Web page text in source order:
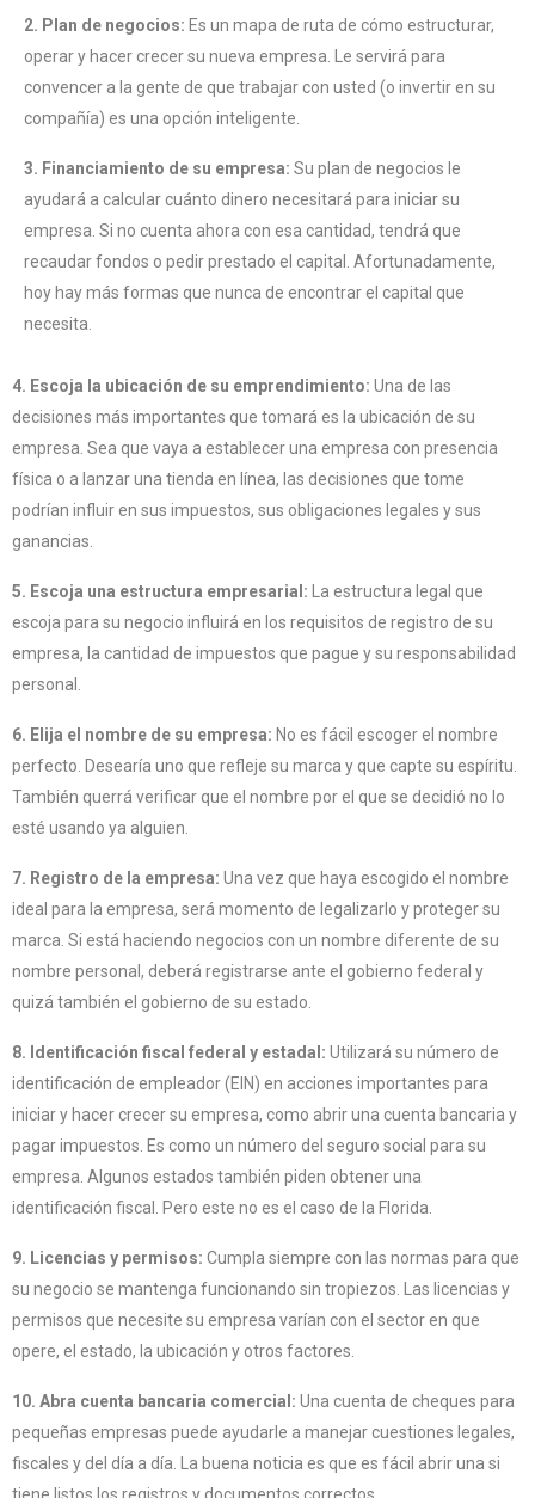
2. Plan de negocios: Es un mapa de ruta de cómo estructurar,
operar y hacer crecer su nueva empresa. Le servirá para
convencer a la gente de que trabajar con usted (o invertir en su
compañía) es una opción inteligente.
3. Financiamiento de su empresa: Su plan de negocios le
ayudará a calcular cuánto dinero necesitará para iniciar su
empresa. Si no cuenta ahora con esa cantidad, tendrá que
recaudar fondos o pedir prestado el capital. Afortunadamente,
hoy hay más formas que nunca de encontrar el capital que
necesita.
4. Escoja la ubicación de su emprendimiento: Una de las
decisiones más importantes que tomará es la ubicación de su
empresa. Sea que vaya a establecer una empresa con presencia
física o a lanzar una tienda en línea, las decisiones que tome
podrían influir en sus impuestos, sus obligaciones legales y sus
ganancias.
5. Escoja una estructura empresarial: La estructura legal que
escoja para su negocio influirá en los requisitos de registro de su
empresa, la cantidad de impuestos que pague y su responsabilidad
personal.
6. Elija el nombre de su empresa: No es fácil escoger el nombre
perfecto. Desearía uno que refleje su marca y que capte su espíritu.
También querrá verificar que el nombre por el que se decidió no lo
esté usando ya alguien.
7. Registro de la empresa: Una vez que haya escogido el nombre
ideal para la empresa, será momento de legalizarlo y proteger su
marca. Si está haciendo negocios con un nombre diferente de su
nombre personal, deberá registrarse ante el gobierno federal y
quizá también el gobierno de su estado.
8. Identificación fiscal federal y estadal: Utilizará su número de
identificación de empleador (EIN) en acciones importantes para
iniciar y hacer crecer su empresa, como abrir una cuenta bancaria y
pagar impuestos. Es como un número del seguro social para su
empresa. Algunos estados también piden obtener una
identificación fiscal. Pero este no es el caso de la Florida.
9. Licencias y permisos: Cumpla siempre con las normas para que
su negocio se mantenga funcionando sin tropiezos. Las licencias y
permisos que necesite su empresa varían con el sector en que
opere, el estado, la ubicación y otros factores.
10. Abra cuenta bancaria comercial: Una cuenta de cheques para
pequeñas empresas puede ayudarle a manejar cuestiones legales,
fiscales y del día a día. La buena noticia es que es fácil abrir una si